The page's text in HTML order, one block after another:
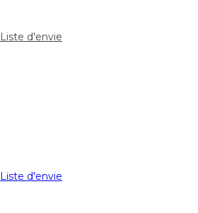
Liste d'envie
Liste d'envie